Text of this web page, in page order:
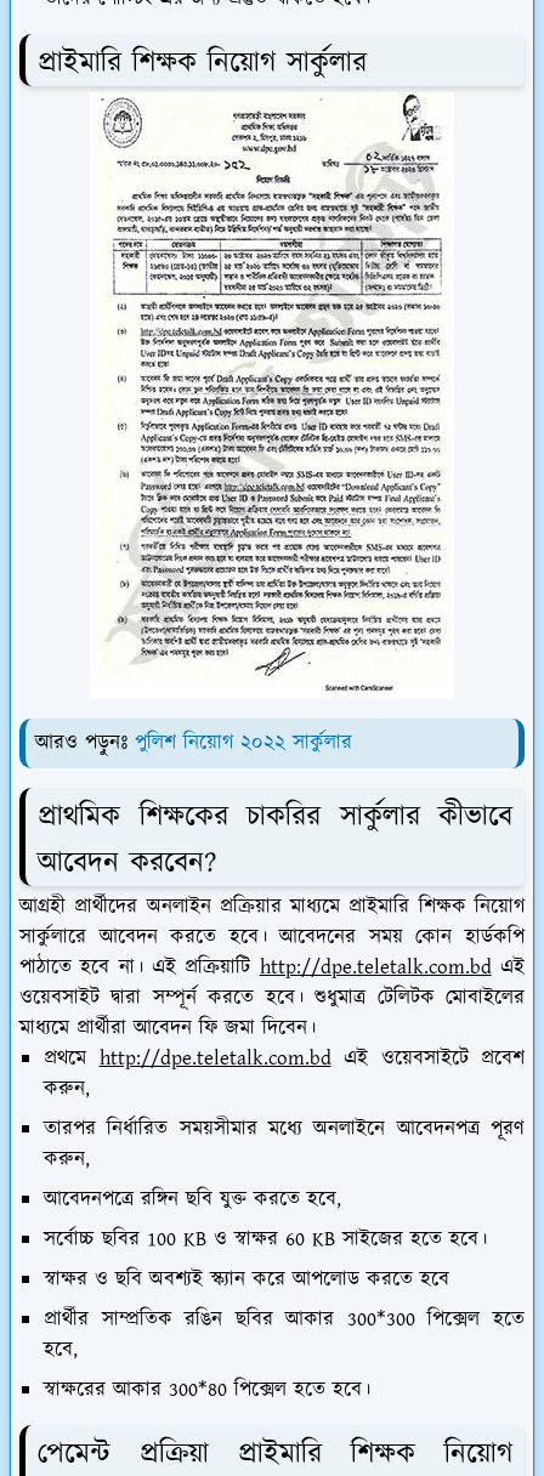
প্রাইমারি শিক্ষক নিয়োগ সার্কুলার
আরও পড়ুনঃ পুলিশ নিয়োগ ২০২২ সার্কুলার
প্রাথমিক শিক্ষকের চাকরির সার্কুলার কীভাবে
আবেদন করবেন?
আগ্রহী প্রার্থীদের অনলাইন প্রক্রিয়ার মাধ্যমে প্রাইমারি শিক্ষক নিয়োগ
সার্কুলারে আবেদন করতে হবে। আবেদনের সময় কোন হার্ডকপি
পাঠাতে হবে না। এই প্রক্রিয়াটিhttp://dpe.teletalk.com.bdএই
ওয়েবসাইট দ্বারা সম্পূর্ন করতে হবে। শুধুমাত্র টেলিটক মোবাইলের
মাধ্যমে প্রার্থীরা আবেদন ফি জমা দিবেন।
প্রথমেhttp://dpe.teletalk.com.bdএই ওয়েবসাইটে প্রবেশ
করুন,
তারপর নির্ধারিত সময়সীমার মধ্যে অনলাইনে আবেদনপত্র পূরণ
করুন,
আবেদনপত্রে রঙ্গিন ছবি যুক্ত করতে হবে,
সর্বোচ্চ ছবির 100 KB ও স্বাক্ষর 60 KB সাইজের হতে হবে।
স্বাক্ষর ও ছবি অবশ্যই স্ক্যান করে আপলোড করতে হবে
প্রার্থীর সাম্প্রতিক রঙিন ছবির আকার 300*300 পিক্সেল হতে
হবে,
স্বাক্ষরের আকার 300*80 পিক্সেল হতে হবে।
পেমেন্ট প্রক্রিয়া প্রাইমারি শিক্ষক নিয়োগ